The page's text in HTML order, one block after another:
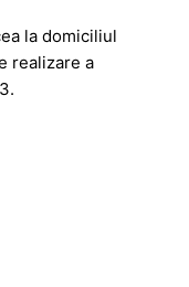
la domiciliul
realizare a